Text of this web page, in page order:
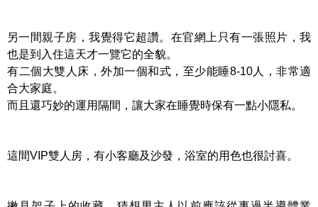
另一間親子房，我覺得它超讚。在官網上只有一張照片，我
也是到入住這天才一覽它的全貌。
有二個大雙人床，外加一個和式，至少能睡8-10人，非常適
合大家庭。
而且還巧妙的運用隔間，讓大家在睡覺時保有一點小隱私。
這間VIP雙人房，有小客廳及沙發，浴室的用色也很討喜。